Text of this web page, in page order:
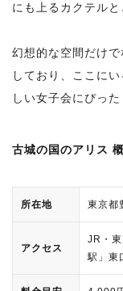
にも上るカクテル
幻想的な空間だけ
しており、ここに
しい女子会にぴっ
古城の国のアリス
所在地 東京都
アクセス
JR・
駅」東